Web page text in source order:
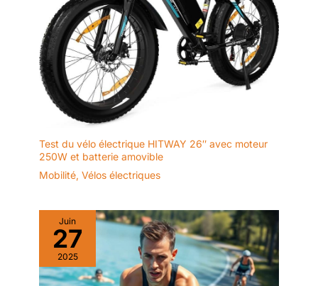
Test du vélo électrique HITWAY 26″ avec moteur
250W et batterie amovible
Mobilité, Vélos électriques
Juin
27
2025